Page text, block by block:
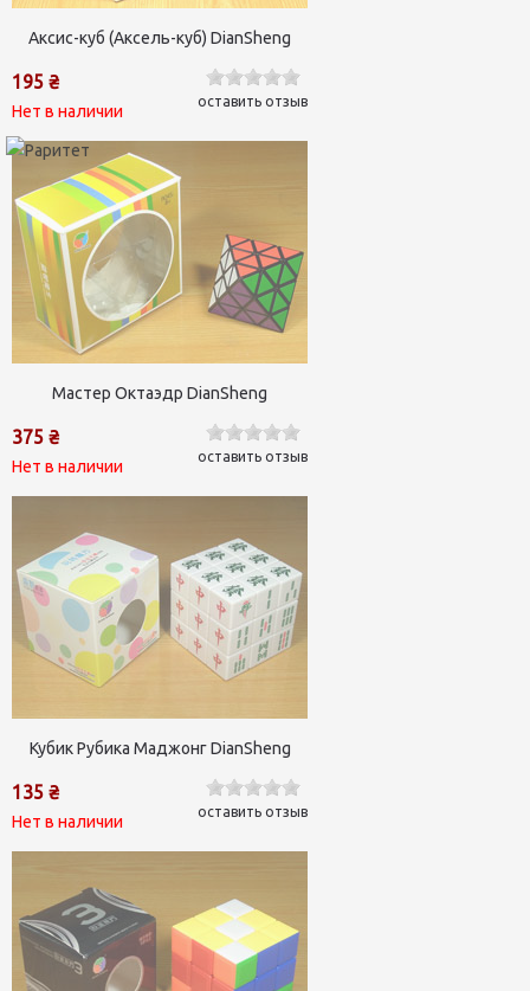
Аксис-куб (Аксель-куб) DianSheng
195 ₴
Нет в наличии
оставить отзыв
Мастер Октаэдр DianSheng
375 ₴
Нет в наличии
оставить отзыв
Кубик Рубика Маджонг DianSheng
135 ₴
Нет в наличии
оставить отзыв